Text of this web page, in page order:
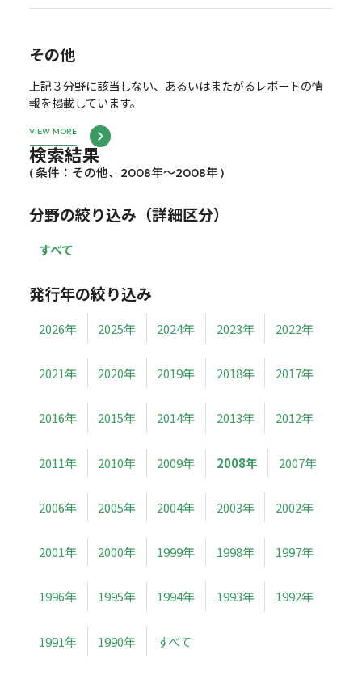
その他
上記３分野に該当しない、あるいはまたがるレポートの情
報を掲載しています。
VIEW MORE
検索結果
( 条件：その他、2008年～2008年 )
分野の絞り込み（詳細区分）
すべて
発行年の絞り込み
2026年 2025年 2024年 2023年 2022年
2021年 2020年 2019年 2018年 2017年
2016年 2015年 2014年 2013年 2012年
2011年 2010年 2009年 2008年 2007年
2006年 2005年 2004年 2003年 2002年
2001年 2000年 1999年 1998年 1997年
1996年 1995年 1994年 1993年 1992年
1991年 1990年 すべて